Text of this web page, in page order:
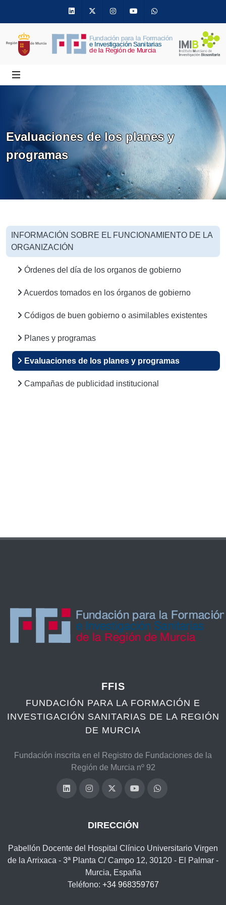
Linkedin Twitter InstagramYoutube
Evaluaciones de los planes y
programas
INFORMACIÓN SOBRE EL FUNCIONAMIENTO DE LA
ORGANIZACIÓN
Órdenes del día de los organos de gobierno
Acuerdos tomados en los órganos de gobierno
Códigos de buen gobierno o asimilables existentes
Planes y programas
Evaluaciones de los planes y programas
Campañas de publicidad institucional
FFIS
FUNDACIÓN PARA LA FORMACIÓN E
INVESTIGACIÓN SANITARIAS DE LA REGIÓN
DE MURCIA
Fundación inscrita en el Registro de Fundaciones de la
Región de Murcia nº 92
DIRECCIÓN
Pabellón Docente del Hospital Clínico Universitario Virgen
de la Arrixaca - 3ª Planta C/ Campo 12, 30120 - El Palmar -
Murcia, España
Teléfono: +34 968359767